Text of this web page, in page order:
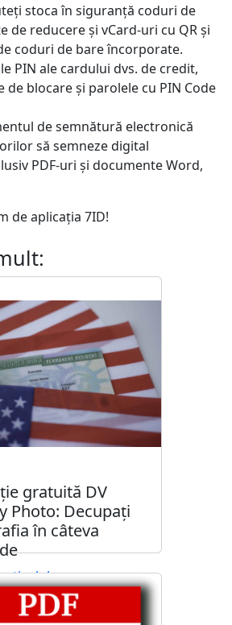
stoca în siguranță coduri de
de reducere și vCard-uri cu QR și
coduri de bare încorporate.
PIN ale cardului dvs. de credit,
de blocare și parolele cu PIN Code
de semnătură electronică
să semneze digital
PDF-uri și documente Word,
de aplicația 7ID!
gratuită DV
Photo: Decupați
în câteva